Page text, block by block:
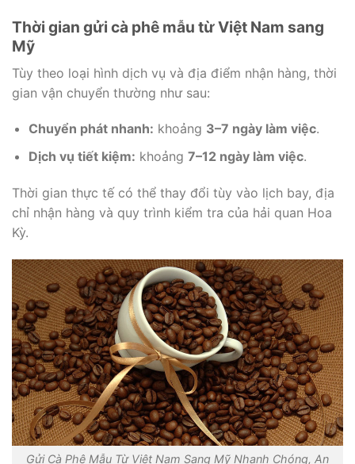
Thời gian gửi cà phê mẫu từ Việt Nam sang
Mỹ
Tùy theo loại hình dịch vụ và địa điểm nhận hàng, thời
gian vận chuyển thường như sau:
Chuyển phát nhanh: khoảng 3–7 ngày làm việc.
Dịch vụ tiết kiệm: khoảng 7–12 ngày làm việc.
Thời gian thực tế có thể thay đổi tùy vào lịch bay, địa
chỉ nhận hàng và quy trình kiểm tra của hải quan Hoa
Kỳ.
Gửi Cà Phê Mẫu Từ Việt Nam Sang Mỹ Nhanh Chóng, An